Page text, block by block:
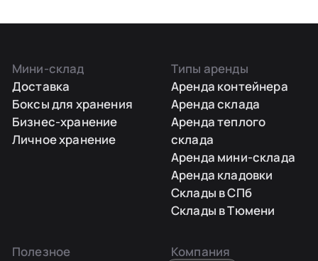
Мини-склад
Доставка
Боксы для хранения
Бизнес-хранение
Личное хранение
Типы аренды
Аренда контейнера
Аренда склада
Аренда теплого
склада
Аренда мини-склада
Аренда кладовки
Склады в СПб
Склады в Тюмени
Полезное
Компания